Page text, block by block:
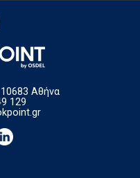
Αθήνα
129